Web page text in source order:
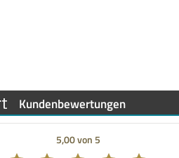
Kundenbewertungen
5,00 von 5